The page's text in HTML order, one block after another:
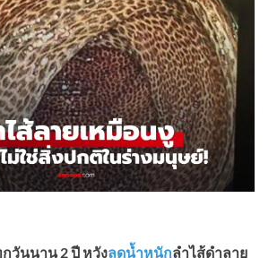
วันนาน 2 ปี หวังลดน้ำหนักลำไส้ดำลาย